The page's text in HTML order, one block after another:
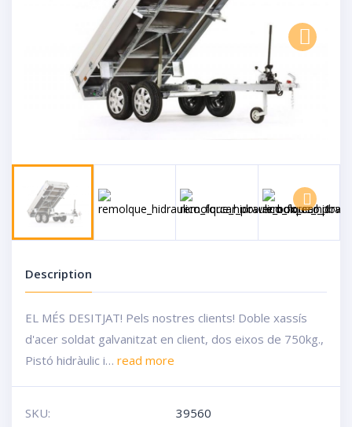
Next
Description
EL MÉS DESITJAT! Pels nostres clients! Doble xassís
d'acer soldat galvanitzat en client, dos eixos de 750kg.,
Pistó hidràulic i… read more
SKU:
39560